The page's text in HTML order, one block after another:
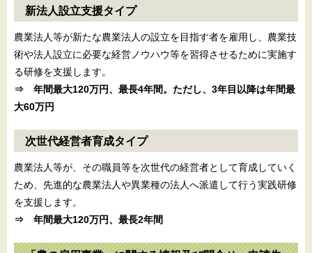
新法人設立支援タイプ
農業法人等が新たな農業法人の設立を目指す者を雇用し、農業技
術や法人設立に必要な経営ノウハウ等を習得させるために実施す
る研修を支援します。
⇒ 年間最大120万円、最長4年間。ただし、3年目以降は年間最
大60万円
次世代経営者育成タイプ
農業法人等が、その職員等を次世代の経営者として育成していく
ため、先進的な農業法人や異業種の法人へ派遣して行う実践研修
を支援します。
⇒ 年間最大120万円、最長2年間